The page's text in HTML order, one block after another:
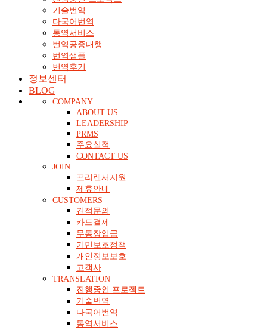
기술번역
다국어번역
통역서비스
번역공증대행
번역샘플
번역후기
정보센터
BLOG
COMPANY
ABOUT US
LEADERSHIP
PRMS
주요실적
CONTACT US
JOIN
프리랜서지원
제휴안내
CUSTOMERS
견적문의
카드결제
무통장입금
기민보호정책
개인정보보호
고객사
TRANSLATION
진행중인 프로젝트
기술번역
다국어번역
통역서비스